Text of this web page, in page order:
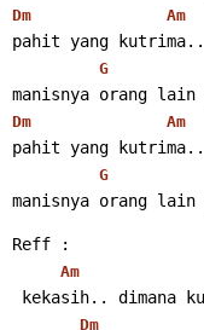
Dm Am
pahit yang kutrima..
G
manisnya orang lain
Dm Am
pahit yang kutrima..
G
manisnya orang lain
Reff :
Am
kekasih.. dimana
Dm